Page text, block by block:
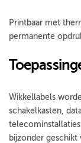
Printbaar met
permanente
Wikkellabels
schakelkasten,
bijzonder geschikt